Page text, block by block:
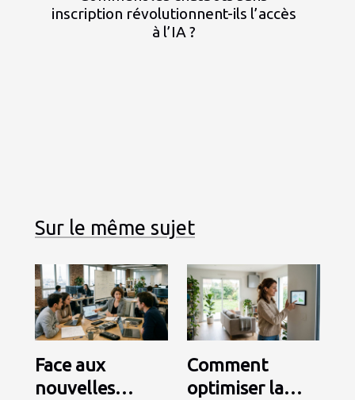
inscription révolutionnent-ils l’accès
à l’IA ?
Sur le même sujet
Face aux
nouvelles
Comment
optimiser la